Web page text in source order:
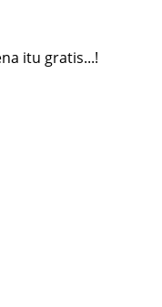
itu gratis...!